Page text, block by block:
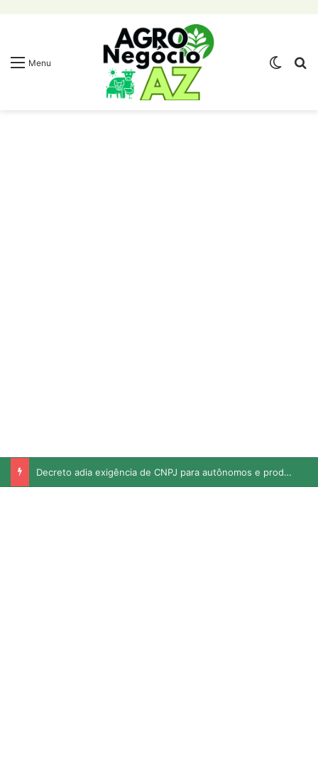
Menu
Decreto adia exigência de CNPJ para autônomos e produtores rurais